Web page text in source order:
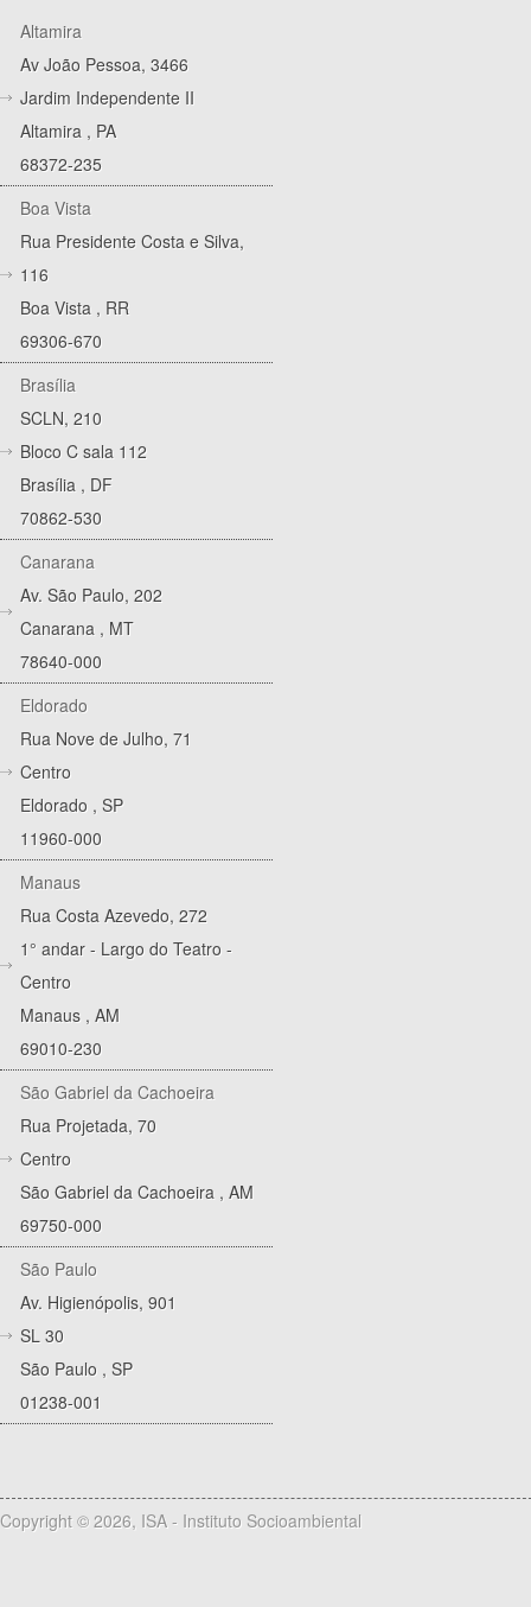
Altamira
Av João Pessoa, 3466
Jardim Independente II
Altamira , PA
68372-235
Boa Vista
Rua Presidente Costa e Silva,
116
Boa Vista , RR
69306-670
Brasília
SCLN, 210
Bloco C sala 112
Brasília , DF
70862-530
Canarana
Av. São Paulo, 202
Canarana , MT
78640-000
Eldorado
Rua Nove de Julho, 71
Centro
Eldorado , SP
11960-000
Manaus
Rua Costa Azevedo, 272
1° andar - Largo do Teatro -
Centro
Manaus , AM
69010-230
São Gabriel da Cachoeira
Rua Projetada, 70
Centro
São Gabriel da Cachoeira , AM
69750-000
São Paulo
Av. Higienópolis, 901
SL 30
São Paulo , SP
01238-001
Copyright © 2026, ISA - Instituto Socioambiental